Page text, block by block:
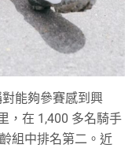
能夠參賽感到興
，在 1,400 多名騎手
組中排名第二。近